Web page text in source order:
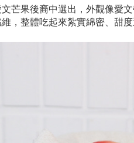
芒果後裔中選出，外觀像愛
，整體吃起來紮實綿密、甜